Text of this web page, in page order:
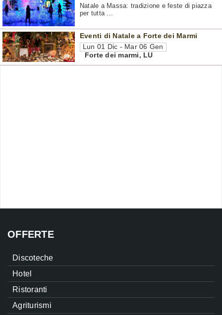
Natale a Massa: tradizione e feste di piazza
per tutta ...
Eventi di Natale a Forte dei Marmi
Lun 01 Dic - Mar 06 Gen
Forte dei marmi , LU
OFFERTE
Discoteche
Hotel
Ristoranti
Agriturismi